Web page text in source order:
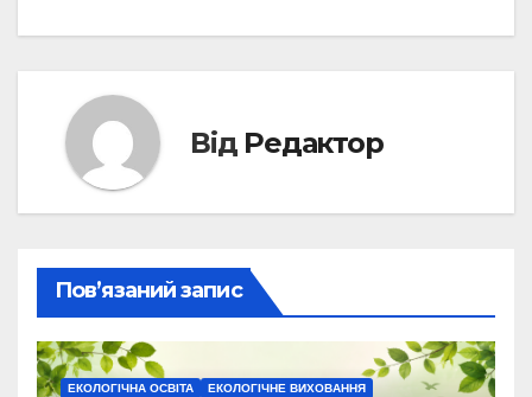
Від Редактор
Пов’язаний запис
ЕКОЛОГІЧНА ОСВІТА
ЕКОЛОГІЧНЕ ВИХОВАННЯ